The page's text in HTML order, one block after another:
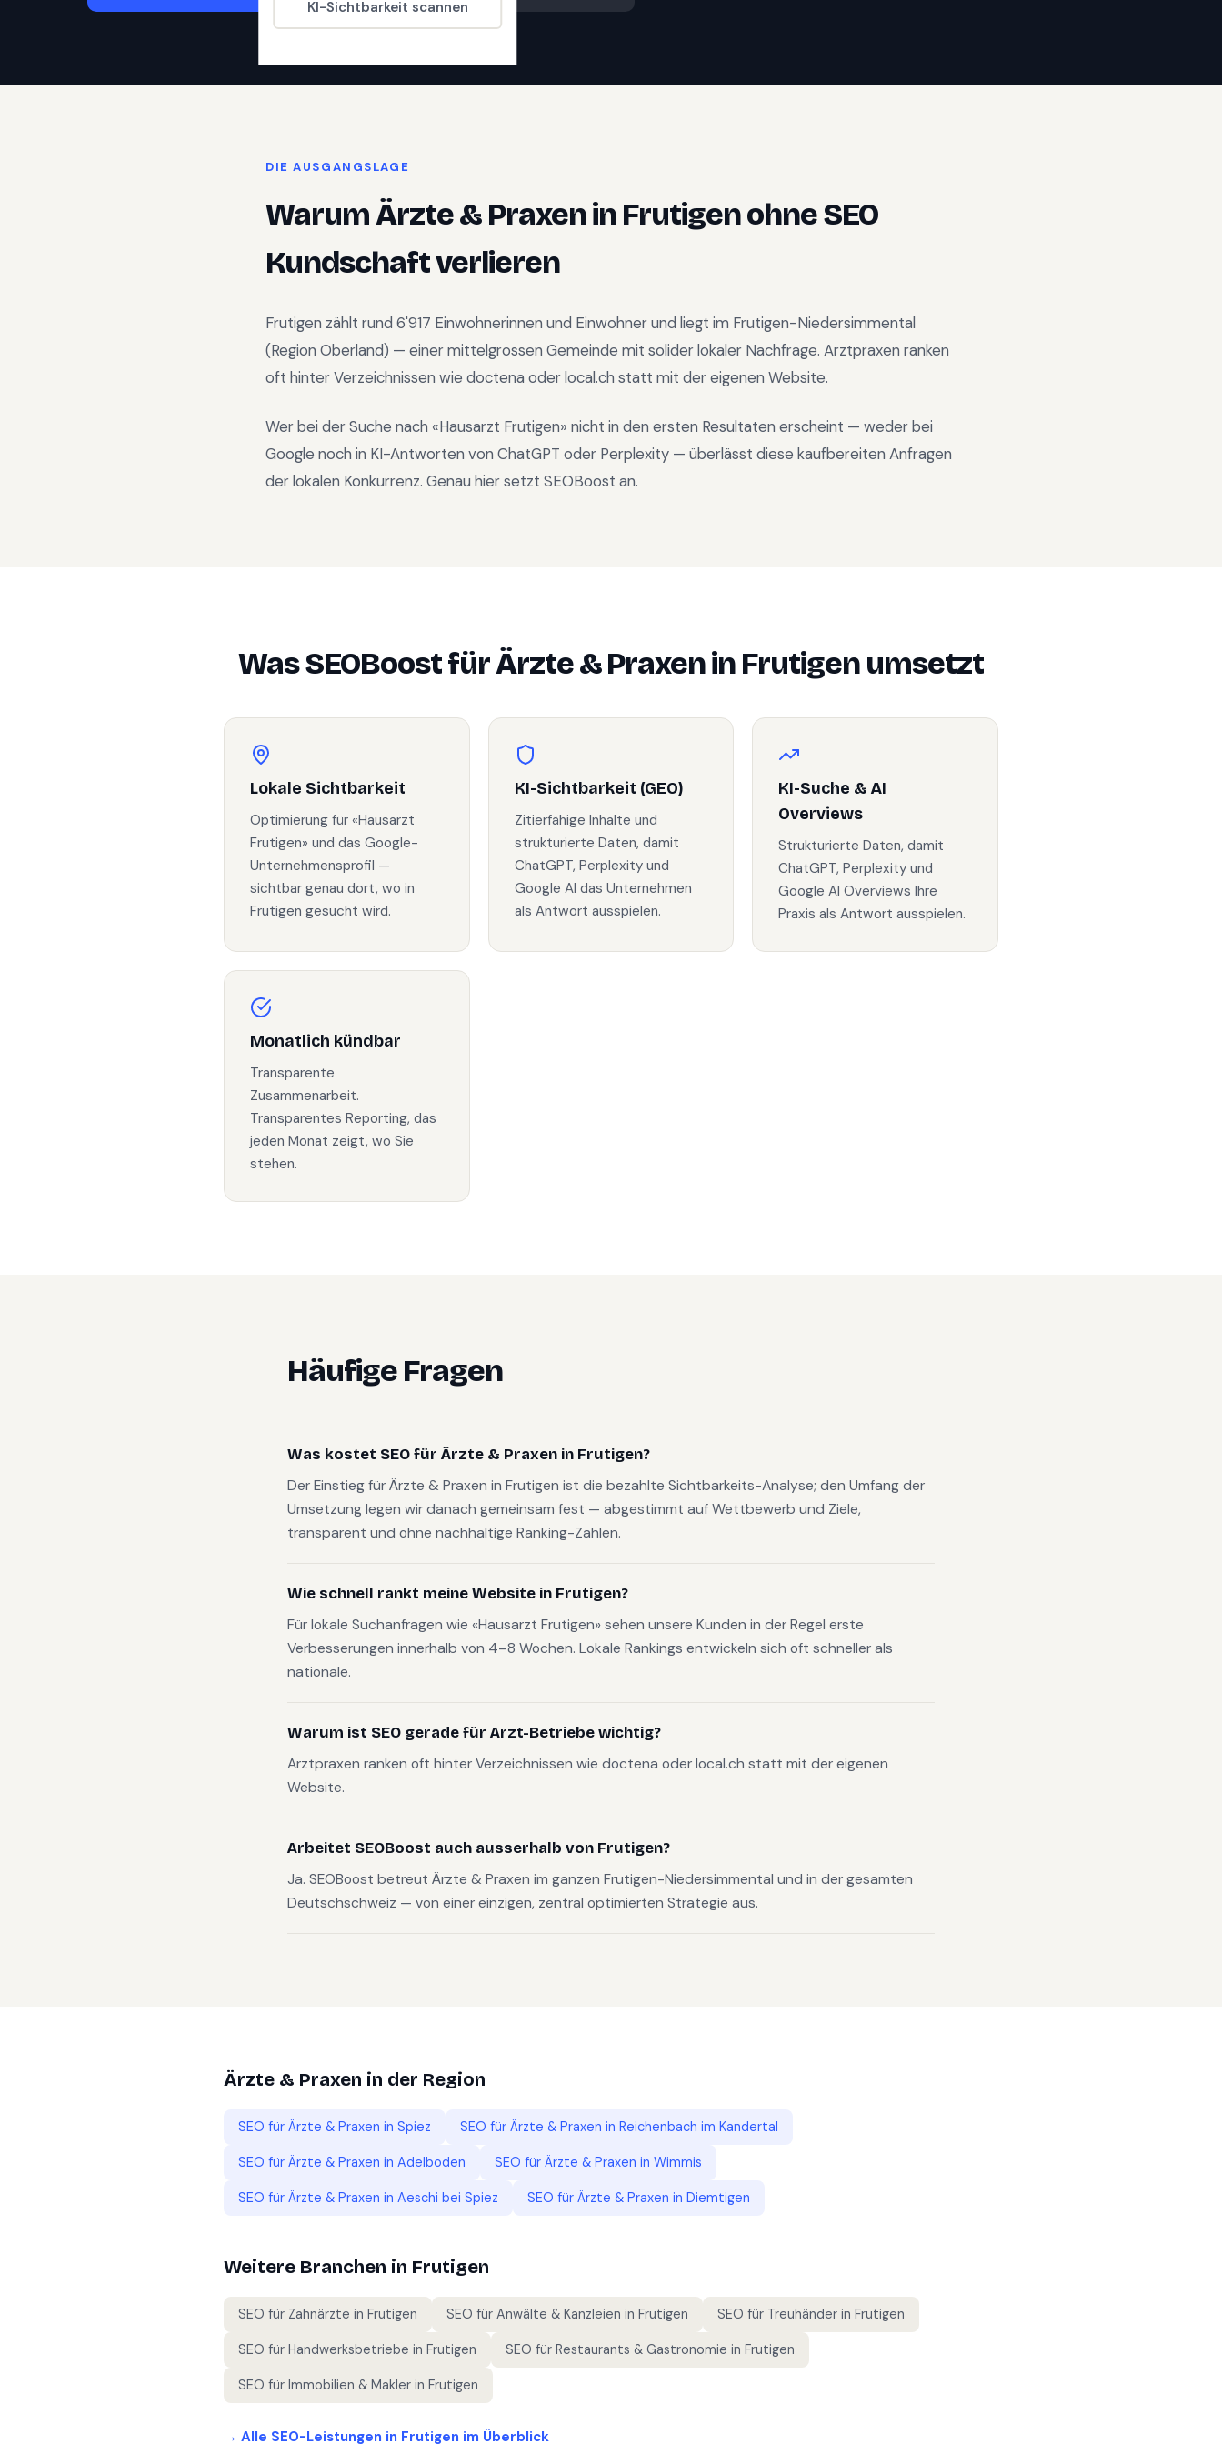
KI-Sichtbarkeit scannen
DIE AUSGANGSLAGE
WarumÄrzte & Praxenin Frutigenohne SEO
Kundschaft verlieren
Frutigen zählt rund 6'917 Einwohnerinnen und Einwohner und liegt im Frutigen-Niedersimmental
(Region Oberland) — einer mittelgrossen Gemeinde mit solider lokaler Nachfrage. Arztpraxen ranken
oft hinter Verzeichnissen wie doctena oder local.ch statt mit der eigenen Website.
Wer bei der Suche nach «Hausarzt Frutigen» nicht in den ersten Resultaten erscheint — weder bei
Google noch in KI-Antworten von ChatGPT oder Perplexity — überlässt diese kaufbereiten Anfragen
der lokalen Konkurrenz. Genau hier setzt SEOBoost an.
Was SEOBoost fürÄrzte & Praxenin Frutigen umsetzt
Lokale Sichtbarkeit
Optimierung für «Hausarzt
Frutigen» und das Google-
Unternehmensprofil —
sichtbar genau dort, wo in
Frutigen gesucht wird.
KI-Sichtbarkeit (GEO)
Zitierfähige Inhalte und
strukturierte Daten, damit
ChatGPT, Perplexity und
Google AI das Unternehmen
als Antwort ausspielen.
KI-Suche & AI
Overviews
Strukturierte Daten, damit
ChatGPT, Perplexity und
Google AI Overviews Ihre
Praxis als Antwort ausspielen.
Monatlich kündbar
Transparente
Zusammenarbeit.
Transparentes Reporting, das
jeden Monat zeigt, wo Sie
stehen.
Häufige Fragen
Was kostet SEO für Ärzte & Praxen in Frutigen?
Der Einstieg für Ärzte & Praxen in Frutigen ist die bezahlte Sichtbarkeits-Analyse; den Umfang der
Umsetzung legen wir danach gemeinsam fest — abgestimmt auf Wettbewerb und Ziele,
transparent und ohne nachhaltige Ranking-Zahlen.
Wie schnell rankt meine Website in Frutigen?
Für lokale Suchanfragen wie «Hausarzt Frutigen» sehen unsere Kunden in der Regel erste
Verbesserungen innerhalb von 4–8 Wochen. Lokale Rankings entwickeln sich oft schneller als
nationale.
Warum ist SEO gerade für Arzt-Betriebe wichtig?
Arztpraxen ranken oft hinter Verzeichnissen wie doctena oder local.ch statt mit der eigenen
Website.
Arbeitet SEOBoost auch ausserhalb von Frutigen?
Ja. SEOBoost betreut Ärzte & Praxen im ganzen Frutigen-Niedersimmental und in der gesamten
Deutschschweiz — von einer einzigen, zentral optimierten Strategie aus.
Ärzte & Praxen in der Region
SEO für Ärzte & Praxen in Spiez SEO für Ärzte & Praxen in Reichenbach im Kandertal
SEO für Ärzte & Praxen in Adelboden SEO für Ärzte & Praxen in Wimmis
SEO für Ärzte & Praxen in Aeschi bei Spiez SEO für Ärzte & Praxen in Diemtigen
Weitere Branchen in Frutigen
SEO für Zahnärzte in Frutigen SEO für Anwälte & Kanzleien in Frutigen SEO für Treuhänder in Frutigen
SEO für Handwerksbetriebe in Frutigen SEO für Restaurants & Gastronomie in Frutigen
SEO für Immobilien & Makler in Frutigen
→ Alle SEO-Leistungen in Frutigen im Überblick